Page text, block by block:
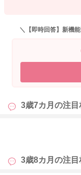
本を読んだり散歩を
いかなと思うのです
○時間寝ていないか
生活をしっかり送ら
と思いました。
なかなか、第1子の
しおさんさんがいま
寝早起きを心がけ
＼【即時回答】新機
3歳7カ月の注目
3歳8カ月の注目